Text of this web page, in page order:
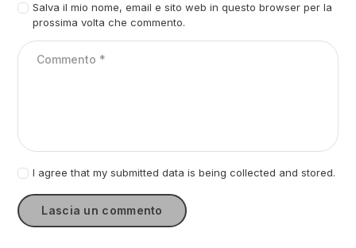
Salva il mio nome, email e sito web in questo browser per la
prossima volta che commento.
I agree that my submitted data is being collected and stored.